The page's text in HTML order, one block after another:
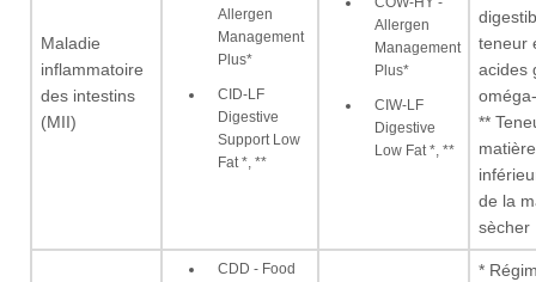
Maladie
inflammatoire
des intestins
(MII)
Allergen
Management
Plus*
CID-LF
Digestive
Support Low
Fat *, **
Allergen
Management
Plus*
CIW-LF
Digestive
Low Fat *, **
teneur
acides
**
de la
sècher
CDD - Food
*